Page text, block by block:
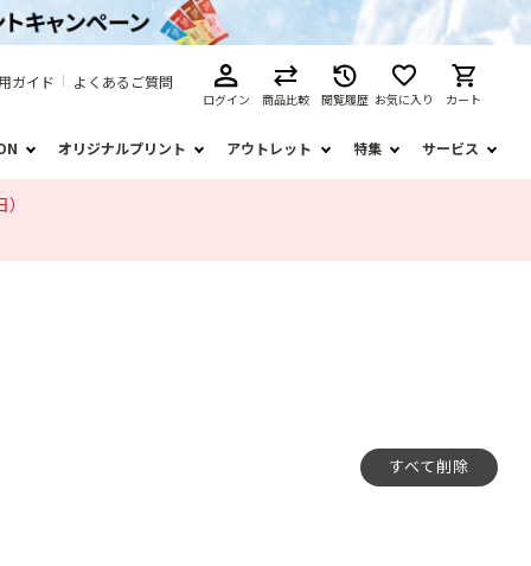
ガイド よくあるご質問
ログイン 商品比較 閲覧履歴 お気に入り カート
オリジナルプリント アウトレット 特集 サービス
すべて削除